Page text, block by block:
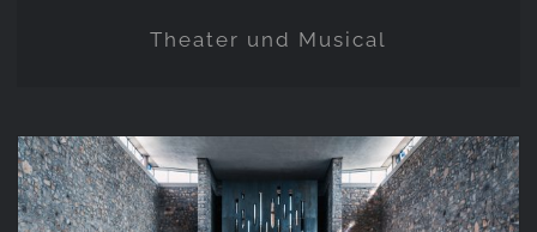
Theater und Musical